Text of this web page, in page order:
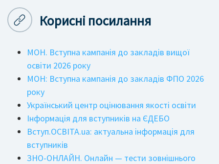
Корисні посилання
МОН. Вступна кампанія до закладів вищої
освіти 2026 року
МОН: Вступна кампанія до закладів ФПО 2026
року
Український центр оцінювання якості освіти
Інформація для вступників на ЄДЕБО
Вступ.ОСВІТА.ua: актуальна інформація для
вступників
ЗНО-ОНЛАЙН. Онлайн — тести зовнішнього